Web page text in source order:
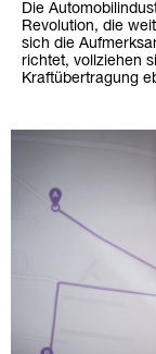
Die
Revolution, die
sich die
richtet, vollziehen
Kraftübertragung